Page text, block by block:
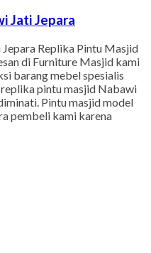
Jati Jepara
Replika Pintu Masjid
di Furniture Masjid kami
barang mebel spesialis
pintu masjid Nabawi
Pintu masjid model
pembeli kami karena